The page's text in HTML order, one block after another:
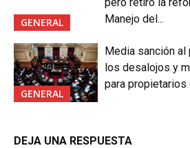
GENERAL
Manejo del...
GENERAL
Media sanción
los desalojos y
para propietarios
DEJA UNA RESPUESTA